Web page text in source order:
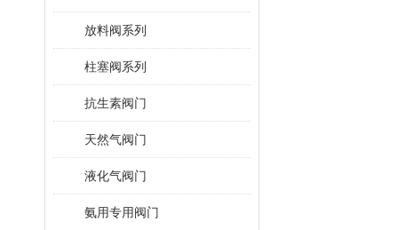
放料阀系列
柱塞阀系列
抗生素阀门
天然气阀门
液化气阀门
氨用专用阀门